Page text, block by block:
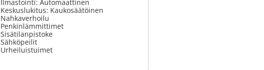
Ilmastointi: Automaattinen
Keskuslukitus: Kaukosäätöinen
Nahkaverhoilu
Penkinlämmittimet
Sisätilanpistoke
Sähköpeilit
Urheiluistuimet